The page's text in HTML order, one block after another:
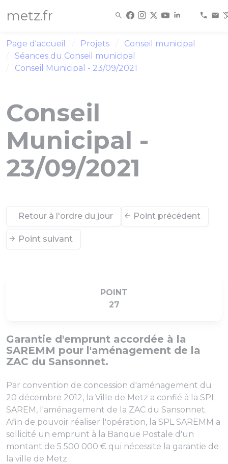
metz.fr
Page d'accueil Projets
Conseil municipal
Séances du Conseil municipal
Conseil Municipal - 23/09/2021
Conseil
Municipal -
23/09/2021
Retour à l'ordre du jour Point précédent
Point suivant
POINT
27
Garantie d'emprunt accordée à la
SAREMM pour l'aménagement de la
ZAC du Sansonnet.
Par convention de concession d'aménagement du
20 décembre 2012, la Ville de Metz a confié à la SPL
SAREM, l'aménagement de la ZAC du Sansonnet.
Afin de pouvoir réaliser l'opération, la SPL SAREMM a
sollicité un emprunt à la Banque Postale d'un
montant de 5 500 000 € qui nécessite la garantie de
la ville de Metz.